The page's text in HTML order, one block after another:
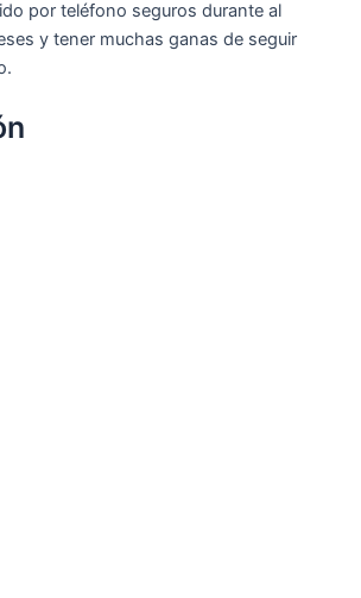
por teléfono seguros durante al
y tener muchas ganas de seguir